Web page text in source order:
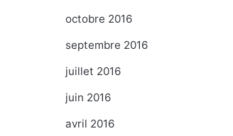
octobre 2016
septembre 2016
juillet 2016
juin 2016
avril 2016